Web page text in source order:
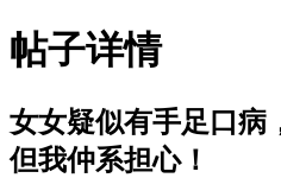
帖子详情
女女疑似有手足口病
但我仲系担心！